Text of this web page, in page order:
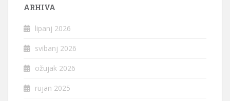
ARHIVA
lipanj 2026
svibanj 2026
ožujak 2026
rujan 2025